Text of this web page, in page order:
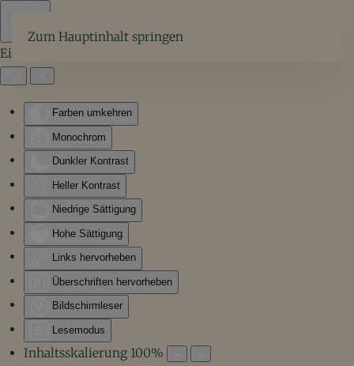
Eingabehilfen öffnen
Farben umkehren
Monochrom
Dunkler Kontrast
Heller Kontrast
Niedrige Sättigung
Hohe Sättigung
Links hervorheben
Überschriften hervorheben
Bildschirmleser
Lesemodus
Inhaltsskalierung 100%
Zum Hauptinhalt springen